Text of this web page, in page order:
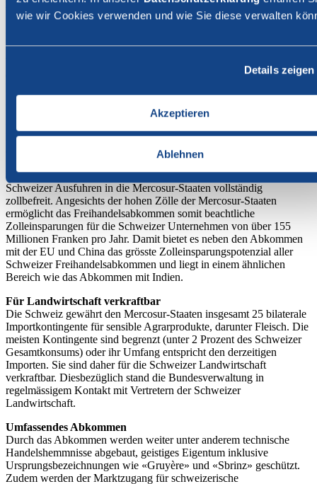
wie wir Cookies verwenden und wie Sie diese verwalten
Details zeigen
Akzeptieren
Ablehnen
bedeutender Meilenstein der schweizerischen Handelspolitik. Nach
14 Verhandlungsrunden konnte eine Einigung gefunden werden.
bereits heute ein attraktiver Zielmarkt mit erheblichem
exportierte die Schweiz Güter im Wert von mehr als 4 Milliarden
gegenüber 2014.
Das Abkommen entspricht den jüngst mit Drittstaaten
abgeschlossenen Freihandelsabkommen der EFTA und hat einen
umfassenden sektoriellen Geltungsbereich. Nach Ablauf der
Übergangsfristen werden mit dem Abkommen rund 96 Prozent der
Schweizer Ausfuhren in die Mercosur-Staaten vollständig
zollbefreit. Angesichts der hohen Zölle der Mercosur-Staaten
ermöglicht das Freihandelsabkommen somit beachtliche
Zolleinsparungen für die Schweizer Unternehmen von über 155
Millionen Franken pro Jahr. Damit bietet es neben den Abkommen
mit der EU und China das grösste Zolleinsparungspotenzial aller
Schweizer Freihandelsabkommen und liegt in einem ähnlichen
Bereich wie das Abkommen mit Indien.
Für Landwirtschaft verkraftbar
Die Schweiz gewährt den Mercosur-Staaten insgesamt 25 bilaterale
Importkontingente für sensible Agrarprodukte, darunter Fleisch. Die
meisten Kontingente sind begrenzt (unter 2 Prozent des Schweizer
Gesamtkonsums) oder ihr Umfang entspricht den derzeitigen
Importen. Sie sind daher für die Schweizer Landwirtschaft
verkraftbar. Diesbezüglich stand die Bundesverwaltung in
regelmässigem Kontakt mit Vertretern der Schweizer
Landwirtschaft.
Umfassendes Abkommen
Durch das Abkommen werden weiter unter anderem technische
Handelshemmnisse abgebaut, geistiges Eigentum inklusive
Ursprungsbezeichnungen wie «Gruyère» und «Sbrinz» geschützt.
Zudem werden der Marktzugang für schweizerische